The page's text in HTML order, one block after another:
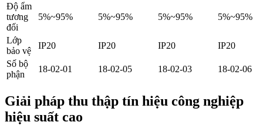
Độ ẩm
tương
đối
5%~95% 5%~95% 5%~95% 5%~95%
Lớp
bảo vệ
IP20 IP20 IP20
IP20
Số bộ
phận
18-02-01 18-02-05 18-02-03 18-02-06
Giải pháp thu thập tín hiệu công nghiệp
hiệu suất cao